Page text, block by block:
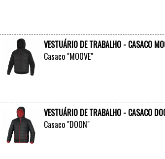
VESTUÁRIO DE TRABALHO - CASACO
Casaco "MOOVE"
VESTUÁRIO DE TRABALHO - CASACO
Casaco "DOON"